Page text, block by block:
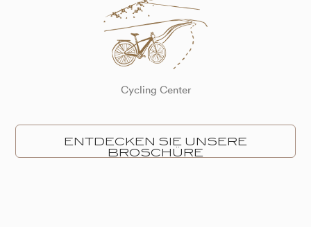
Cycling Center
ENTDECKEN SIE UNSERE
BROSCHÜRE